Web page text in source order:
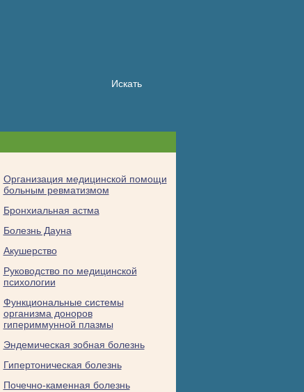
Организация медицинской помощи
больным ревматизмом
Бронхиальная астма
Болезнь Дауна
Акушерство
Руководство по медицинской
психологии
Функциональные системы
организма доноров
гипериммунной плазмы
Эндемическая зобная болезнь
Гипертоническая болезнь
Почечно-каменная болезнь